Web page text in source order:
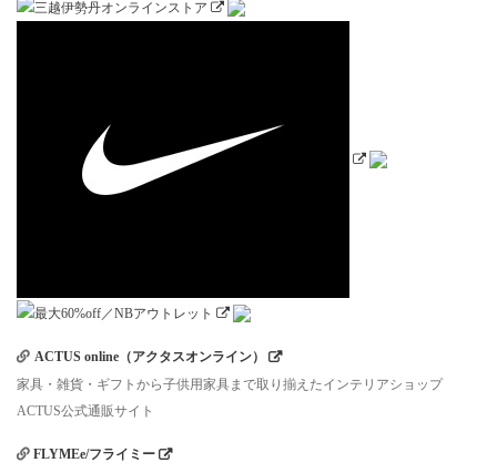
ACTUS online（アクタスオンライン）
家具・雑貨・ギフトから子供用家具まで取り揃えたインテリアショップ
ACTUS公式通販サイト
FLYMEe/フライミー